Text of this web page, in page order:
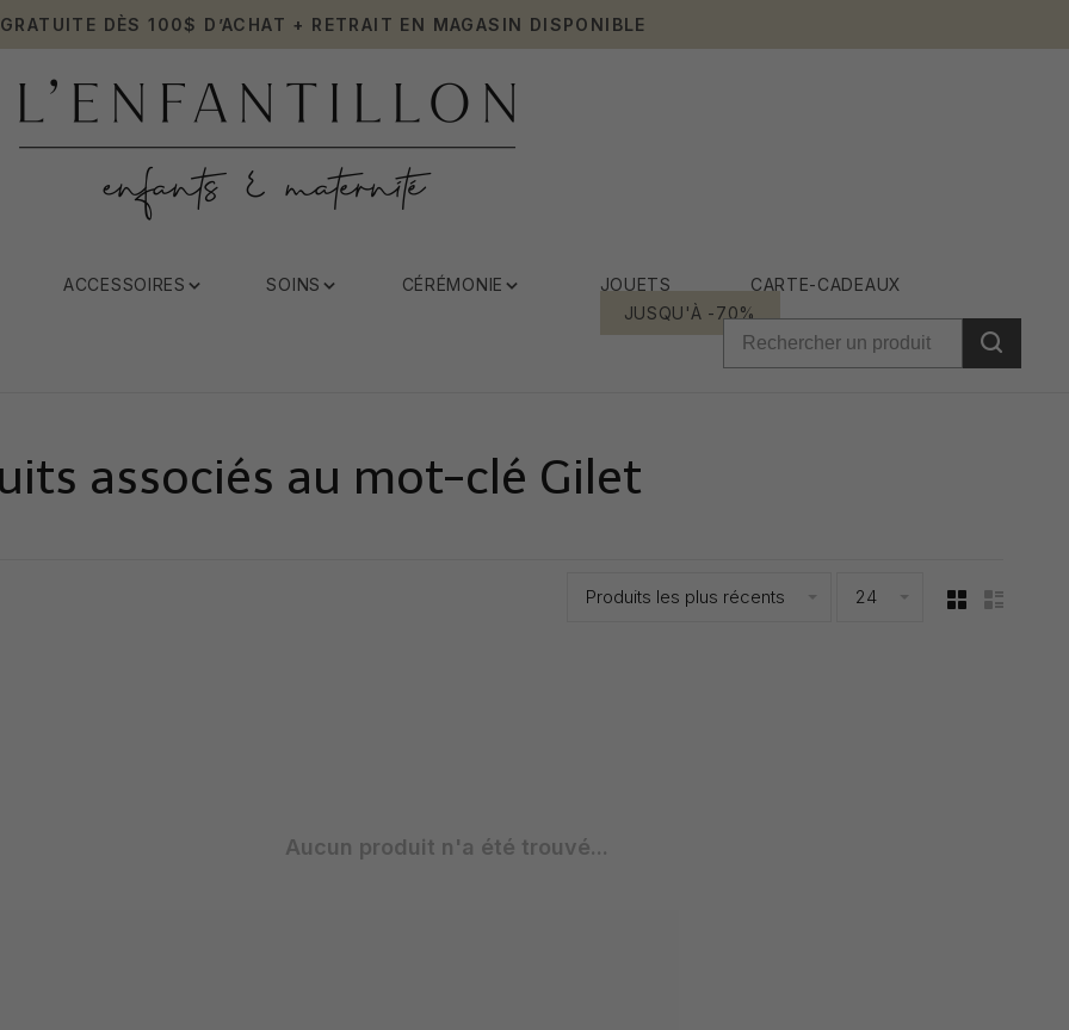
DÈS 100$ D’ACHAT + RETRAIT EN MAGASIN DISPONIBLE
ACCESSOIRES SOINS CÉRÉMONIE JOUETS
CARTE-CADEAUX
JUSQU'À -70%
associés au mot-clé Gilet
Produits les plus récents 24
Aucun produit n'a été trouvé...